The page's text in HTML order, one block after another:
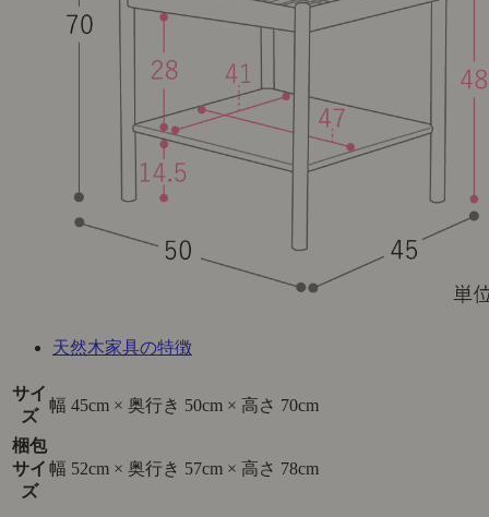
天然木家具の特徴
サイ
ズ
幅 45cm × 奥行き 50cm × 高さ 70cm
梱包
サイ
ズ
幅 52cm × 奥行き 57cm × 高さ 78cm